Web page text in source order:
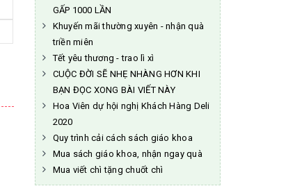
GẤP 1000 LẦN
Khuyến mãi thường xuyên - nhận quà
triền miên
Tết yêu thương - trao lì xì
CUỘC ĐỜI SẼ NHẸ NHÀNG HƠN KHI
BẠN ĐỌC XONG BÀI VIẾT NÀY
Hoa Viên dự hội nghị Khách Hàng Deli
2020
Quy trình cải cách sách giáo khoa
Mua sách giáo khoa, nhận ngay quà
Mua viết chì tặng chuốt chì